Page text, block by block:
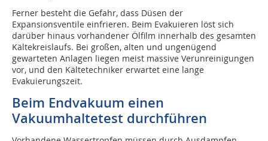
Ferner besteht die Gefahr, dass Düsen der
Expansionsventile einfrieren. Beim Evakuieren löst sich
darüber hinaus vorhandener Ölfilm innerhalb des gesamten
Kältekreislaufs. Bei großen, alten und ungenügend
gewarteten Anlagen liegen meist massive Verunreinigungen
vor, und den Kältetechniker erwartet eine lange
Evakuierungszeit.
Beim Endvakuum einen
Vakuumhaltetest durchführen